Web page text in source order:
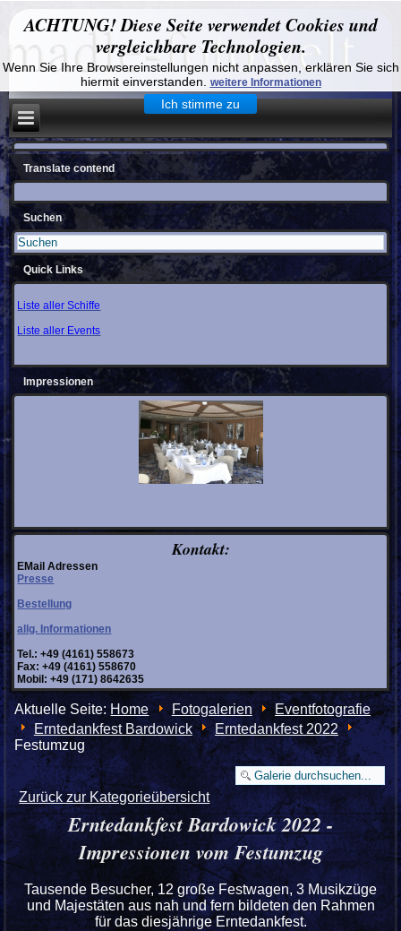
ACHTUNG! Diese Seite verwendet Cookies und
vergleichbare Technologien.
Wenn Sie Ihre Browsereinstellungen nicht anpassen, erklären Sie sich
hiermit einverstanden.
weitere Informationen
Ich stimme zu
Translate contend
Suchen
Quick Links
Liste aller Schiffe
Liste aller Events
Impressionen
Kontakt:
EMail Adressen
Presse
Bestellung
allg. Informationen
Tel.: +49 (4161) 558673
Fax: +49 (4161) 558670
Mobil: +49 (171) 8642635
Aktuelle Seite:Home Fotogalerien
Eventfotografie
Erntedankfest Bardowick
Erntedankfest 2022
Festumzug
Zurück zur Kategorieübersicht
Erntedankfest Bardowick 2022 -
Impressionen vom Festumzug
Tausende Besucher, 12 große Festwagen, 3 Musikzüge
und Majestäten aus nah und fern bildeten den Rahmen
für das diesjährige Erntedankfest.